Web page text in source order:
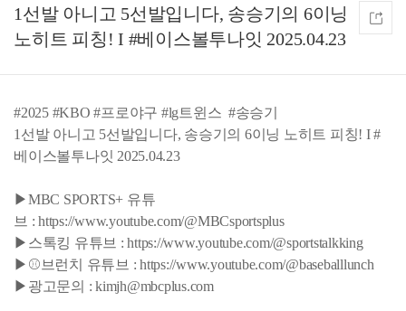
1선발 아니고 5선발입니다, 송승기의 6이닝
노히트 피칭! I #베이스볼투나잇 2025.04.23
#2025 #KBO #프로야구 #lg트윈스 #송승기
1선발 아니고 5선발입니다, 송승기의 6이닝 노히트 피칭! I #
베이스볼투나잇 2025.04.23
▶MBC SPORTS+ 유튜
브 : https://www.youtube.com/@MBCsportsplus
▶스톡킹 유튜브 : https://www.youtube.com/@sportstalkking
▶⚾브런치 유튜브 : https://www.youtube.com/@baseballlunch
▶광고문의 : kimjh@mbcplus.com